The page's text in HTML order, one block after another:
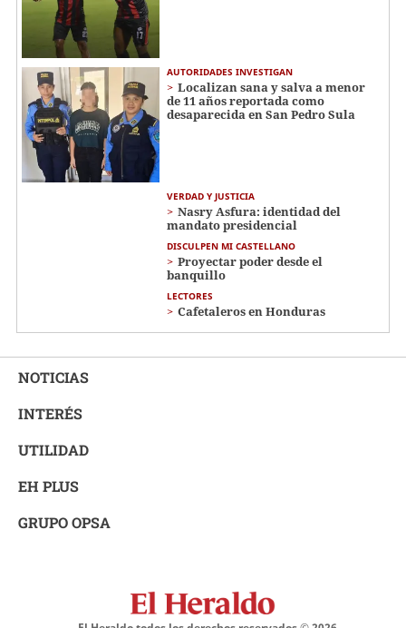
AUTORIDADES INVESTIGAN
Localizan sana y salva a menor
de 11 años reportada como
desaparecida en San Pedro Sula
VERDAD Y JUSTICIA
Nasry Asfura: identidad del
mandato presidencial
DISCULPEN MI CASTELLANO
Proyectar poder desde el
banquillo
LECTORES
Cafetaleros en Honduras
NOTICIAS
INTERÉS
UTILIDAD
EH PLUS
GRUPO OPSA